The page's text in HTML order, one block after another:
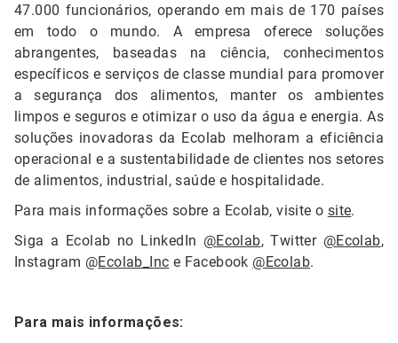
47.000 funcionários, operando em mais de 170 países
em todo o mundo. A empresa oferece soluções
abrangentes, baseadas na ciência, conhecimentos
específicos e serviços de classe mundial para promover
a segurança dos alimentos, manter os ambientes
limpos e seguros e otimizar o uso da água e energia. As
soluções inovadoras da Ecolab melhoram a eficiência
operacional e a sustentabilidade de clientes nos setores
de alimentos, industrial, saúde e hospitalidade.
Para mais informações sobre a Ecolab, visite o site.
Siga a Ecolab no LinkedIn @Ecolab, Twitter @Ecolab,
Instagram @Ecolab_Inc e Facebook @Ecolab.
Para mais informações: